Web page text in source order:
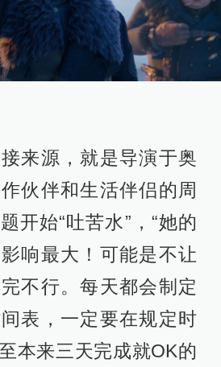
来源，就是导演于奥
伙伴和生活伴侣的周
开始“吐苦水”，“她的
响最大！可能是不让
不行。每天都会制定
表，一定要在规定时
本来三天完成就OK的